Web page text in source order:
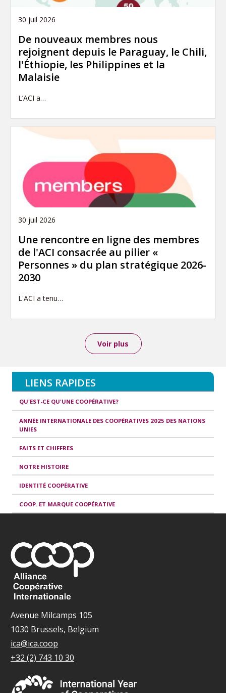
30 juil 2026
De nouveaux membres nous
rejoignent depuis le Paraguay, le Chili,
l'Éthiopie, les Philippines et la
Malaisie
L’ACI a…
30 juil 2026
Une rencontre en ligne des membres
de l'ACI consacrée au pilier «
Personnes » du plan stratégique 2026-
2030
L'ACI a tenu…
Voir plus
LIENS RAPIDES
QU'EST-CE QU'UNE COOPÉRATIVE?
ANNÉE INTERNATIONALE DES COOPÉRATIVES 2025 DES NATIONS
UNIES
FAITS ET CHIFFRES
NOTRE HISTOIRE
IDENTITÉ COOPÉRATIVE
COOP. ET MARQUE COOPÉRATIVE
Avenue Milcamps 105
1030 Brussels, Belgium
ica@ica.coop
+32 (2) 743 10 30